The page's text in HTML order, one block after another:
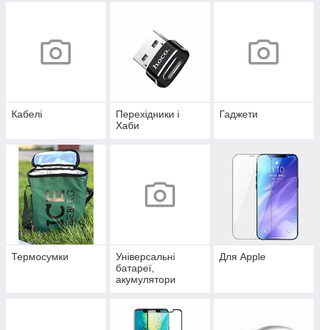
Кабелі
Перехідники і
Хаби
Гаджети
Термосумки
Універсальні
батареї,
акумулятори
Для Apple